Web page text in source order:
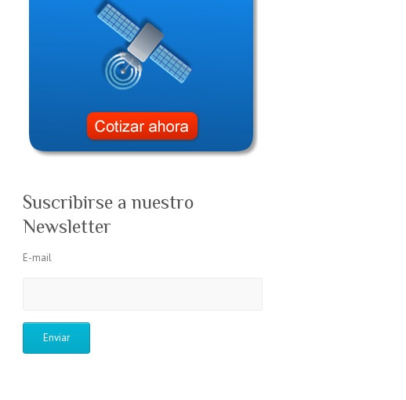
Suscribirse a nuestro
Newsletter
E-mail